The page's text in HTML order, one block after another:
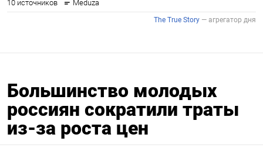
Большинство молодых
россиян сократили траты
из-за роста цен